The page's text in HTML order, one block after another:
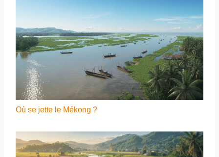
Où se jette le Mékong ?